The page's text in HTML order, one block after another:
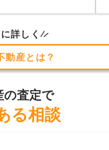
詳しく
動産とは？
の査定で
る相談